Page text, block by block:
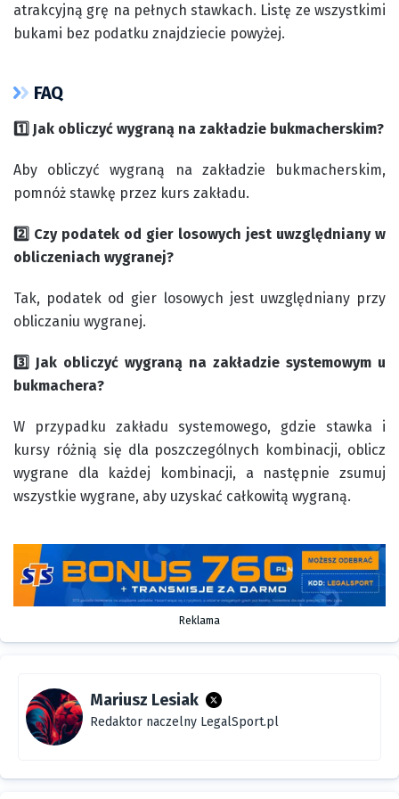
atrakcyjną grę na pełnych stawkach. Listę ze wszystkimi
bukami bez podatku znajdziecie powyżej.
FAQ
1️⃣ Jak obliczyć wygraną na zakładzie bukmacherskim?
Aby obliczyć wygraną na zakładzie bukmacherskim,
pomnóż stawkę przez kurs zakładu.
2️⃣ Czy podatek od gier losowych jest uwzględniany w
obliczeniach wygranej?
Tak, podatek od gier losowych jest uwzględniany przy
obliczaniu wygranej.
3️⃣ Jak obliczyć wygraną na zakładzie systemowym u
bukmachera?
W przypadku zakładu systemowego, gdzie stawka i
kursy różnią się dla poszczególnych kombinacji, oblicz
wygrane dla każdej kombinacji, a następnie zsumuj
wszystkie wygrane, aby uzyskać całkowitą wygraną.
Reklama
Mariusz Lesiak
Redaktor naczelny LegalSport.pl